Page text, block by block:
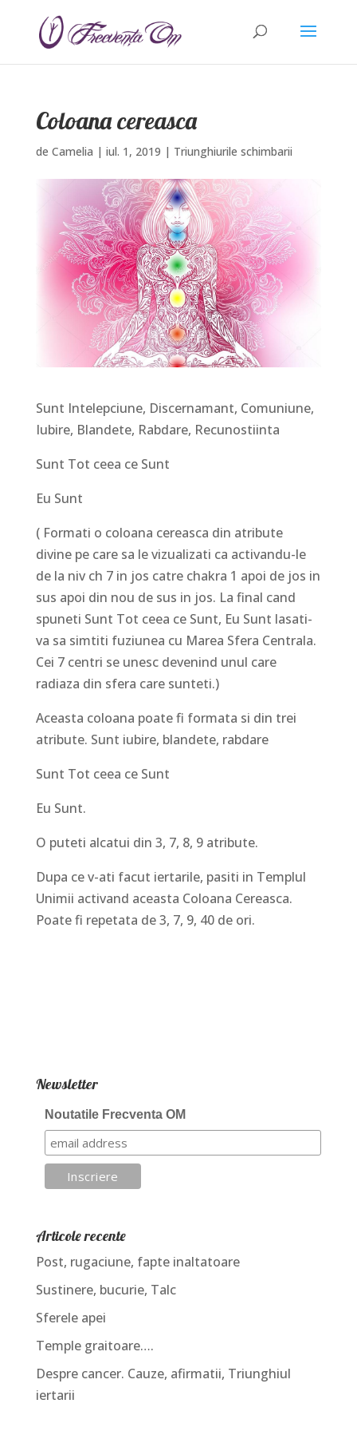
Coloana cereasca
de Camelia | iul. 1, 2019 | Triunghiurile schimbarii
Sunt Intelepciune, Discernamant, Comuniune,
Iubire, Blandete, Rabdare, Recunostiinta
Sunt Tot ceea ce Sunt
Eu Sunt
( Formati o coloana cereasca din atribute
divine pe care sa le vizualizati ca activandu-le
de la niv ch 7 in jos catre chakra 1 apoi de jos in
sus apoi din nou de sus in jos. La final cand
spuneti Sunt Tot ceea ce Sunt, Eu Sunt lasati-
va sa simtiti fuziunea cu Marea Sfera Centrala.
Cei 7 centri se unesc devenind unul care
radiaza din sfera care sunteti.)
Aceasta coloana poate fi formata si din trei
atribute. Sunt iubire, blandete, rabdare
Sunt Tot ceea ce Sunt
Eu Sunt.
O puteti alcatui din 3, 7, 8, 9 atribute.
Dupa ce v-ati facut iertarile, pasiti in Templul
Unimii activand aceasta Coloana Cereasca.
Poate fi repetata de 3, 7, 9, 40 de ori.
Newsletter
Noutatile Frecventa OM
Articole recente
Post, rugaciune, fapte inaltatoare
Sustinere, bucurie, Talc
Sferele apei
Temple graitoare….
Despre cancer. Cauze, afirmatii, Triunghiul
iertarii